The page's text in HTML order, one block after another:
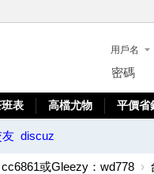
用戶名
密碼
表 高檔尤物 平價省
友 discuz
或Gleezy：wd778 ›